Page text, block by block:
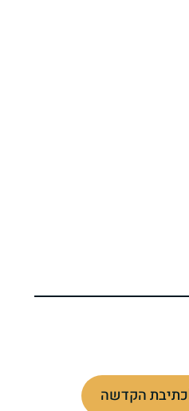
כתיבת הקדשה